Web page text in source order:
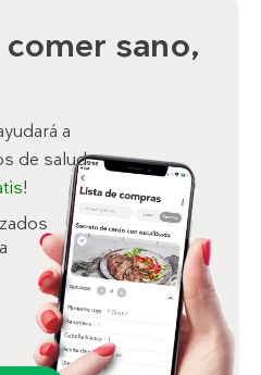
sano,
a
de salud.
!